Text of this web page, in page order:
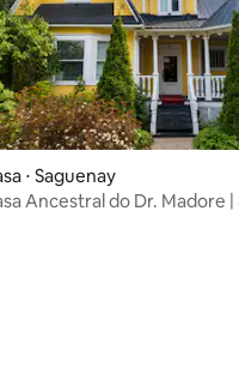
média de 5, 69
⋅ Saguenay
Ancestral do Dr. Madore